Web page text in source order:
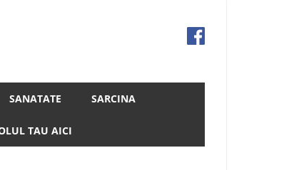
SANATATE SARCINA
TAU AICI